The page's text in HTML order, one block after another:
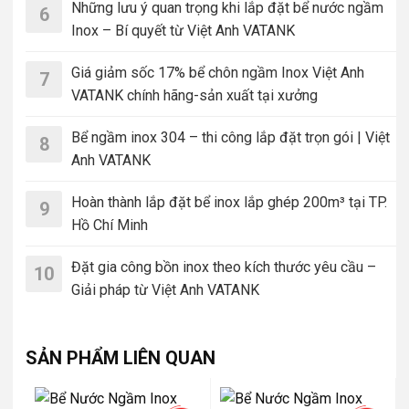
6
Những lưu ý quan trọng khi lắp đặt bể nước ngầm
Inox – Bí quyết từ Việt Anh VATANK
7
Giá giảm sốc 17% bể chôn ngầm Inox Việt Anh
VATANK chính hãng-sản xuất tại xưởng
8
Bể ngầm inox 304 – thi công lắp đặt trọn gói | Việt
Anh VATANK
9
Hoàn thành lắp đặt bể inox lắp ghép 200m³ tại TP.
Hồ Chí Minh
10
Đặt gia công bồn inox theo kích thước yêu cầu –
Giải pháp từ Việt Anh VATANK
SẢN PHẨM LIÊN QUAN